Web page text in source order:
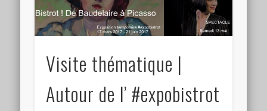
Connexion
Flux des publications
Flux des commentaires
Visite thématique |
Autour de l’ #expobistrot